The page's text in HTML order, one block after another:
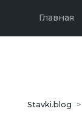
Главная
Stavki.blog